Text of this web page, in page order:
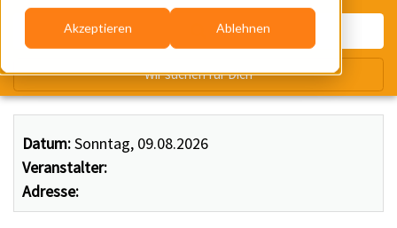
Akzeptieren Ablehnen
Datum:Sonntag, 09.08.2026
Veranstalter:
Adresse:
Wir suchen für Dich